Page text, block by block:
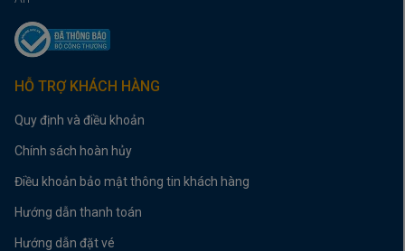
HỖ TRỢ KHÁCH HÀNG
Quy định và điều khoản
Chính sách hoàn hủy
Điều khoản bảo mật thông tin khách hàng
Hướng dẫn thanh toán
Hướng dẫn đặt vé